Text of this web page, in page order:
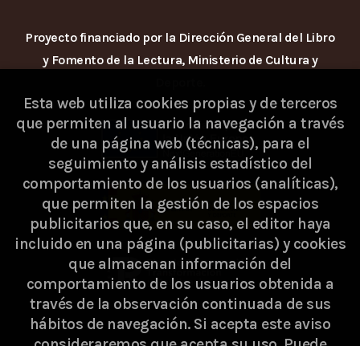
Proyecto financiado por la Dirección General del Libro
y Fomento de la Lectura, Ministerio de Cultura y
Esta web utiliza cookies propias y de terceros
que permiten al usuario la navegación a través
de una página web (técnicas), para el
seguimiento y análisis estadístico del
comportamiento de los usuarios (analíticas),
que permiten la gestión de los espacios
publicitarios que, en su caso, el editor haya
incluido en una página (publicitarias) y cookies
que almacenan información del
comportamiento de los usuarios obtenida a
través de la observación continuada de sus
hábitos de navegación. Si acepta este aviso